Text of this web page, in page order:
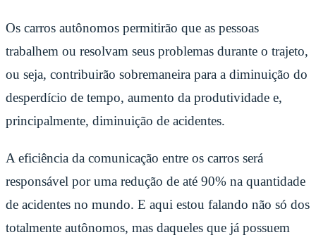
Os carros autônomos permitirão que as pessoas
trabalhem ou resolvam seus problemas durante o trajeto,
ou seja, contribuirão sobremaneira para a diminuição do
desperdício de tempo, aumento da produtividade e,
principalmente, diminuição de acidentes.
A eficiência da comunicação entre os carros será
responsável por uma redução de até 90% na quantidade
de acidentes no mundo. E aqui estou falando não só dos
totalmente autônomos, mas daqueles que já possuem